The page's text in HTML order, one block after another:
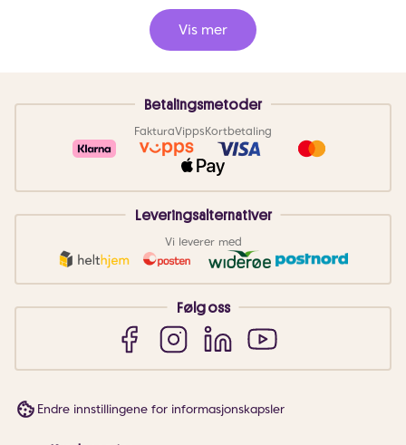
Vis mer
Betalingsmetoder
FakturaVippsKortbetaling
Leveringsalternativer
Vi leverer med
Følg oss
Endre innstillingene for informasjonskapsler